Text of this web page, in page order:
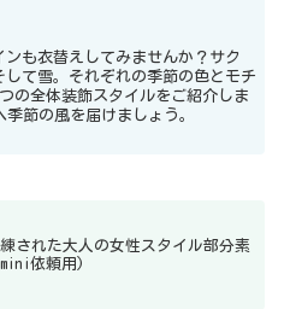
も衣替えしてみませんか？サク
て雪。それぞれの季節の色とモチ
の全体装飾スタイルをご紹介しま
節の風を届けましょう。
された大人の女性スタイル部分素
依頼用)